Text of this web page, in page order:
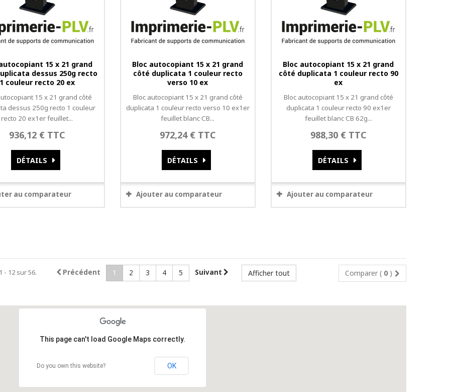
15 x 21 grand
dessus 250g recto
couleur recto 20 ex
15 x 21 grand côté
dessus 250g recto 1 couleur
recto 20 ex1er feuillet...
936,12 € TTC
DÉTAILS
au comparateur
Bloc autocopiant 15 x 21 grand
côté duplicata 1 couleur recto
verso 10 ex
Bloc autocopiant 15 x 21 grand côté
duplicata 1 couleur recto verso 10 ex1er
feuillet blanc CB...
972,24 € TTC
DÉTAILS
Ajouter au comparateur
Bloc autocopiant 15 x 21 grand
côté duplicata 1 couleur recto 90
ex
Bloc autocopiant 15 x 21 grand côté
duplicata 1 couleur recto 90 ex1er
feuillet blanc CB 62g...
988,30 € TTC
DÉTAILS
Ajouter au comparateur
Comparer ( 0 )
Afficher tout
Précédent 1 2 3 4 5 Suivant
- 12 sur 56.
This page can't load Google Maps correctly.
Do you own this website? OK